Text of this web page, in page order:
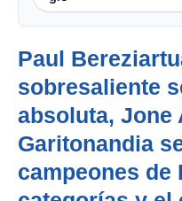
Paul
sobresaliente
absoluta, Jone
Garitonandia
campeones de